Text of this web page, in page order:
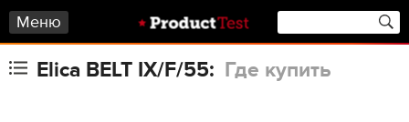
Меню
Elica BELT IX/F/55: Где купить